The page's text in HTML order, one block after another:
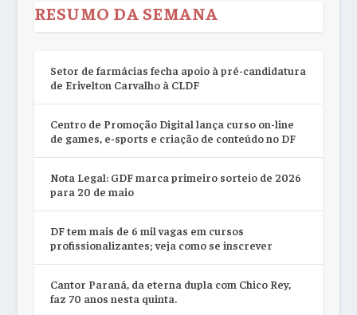
RESUMO DA SEMANA
Setor de farmácias fecha apoio à pré-candidatura
de Erivelton Carvalho à CLDF
Centro de Promoção Digital lança curso on-line
de games, e-sports e criação de conteúdo no DF
Nota Legal: GDF marca primeiro sorteio de 2026
para 20 de maio
DF tem mais de 6 mil vagas em cursos
profissionalizantes; veja como se inscrever
Cantor Paraná, da eterna dupla com Chico Rey,
faz 70 anos nesta quinta.